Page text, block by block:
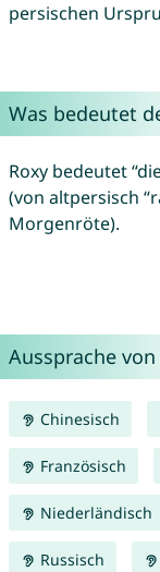
persischen
Was bedeutet
Roxy bedeutet
(von altpersisch
Morgenröte).
Aussprache von
Chinesisch
Französisch
Niederländisch
Russisch